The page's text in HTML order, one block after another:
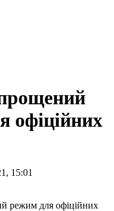
офіційних
15:01